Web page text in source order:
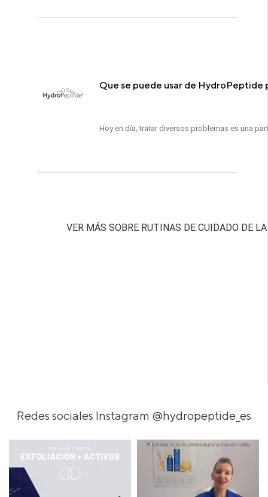
Que se puede usar de HydroPeptide
Hoy en día, tratar diversos problemas es una
VER MÁS SOBRE RUTINAS DE CUIDADO DE
Redes sociales Instagram @hydropeptide_es